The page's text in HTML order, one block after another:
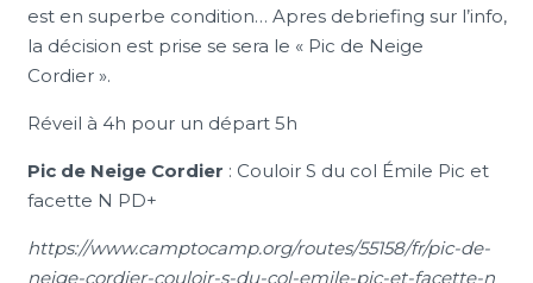
est en superbe condition… Apres debriefing sur l’info,
la décision est prise se sera le « Pic de Neige
Cordier ».
Réveil à 4h pour un départ 5h
Pic de Neige Cordier : Couloir S du col Émile Pic et
facette N PD+
https://www.camptocamp.org/routes/55158/fr/pic-de-
neige-cordier-couloir-s-du-col-emile-pic-et-facette-n